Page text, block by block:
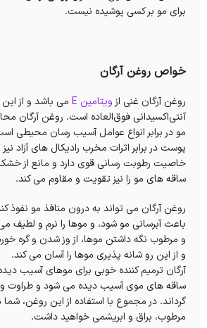
برای مو بر کسی پوشیده نیست.
خواص روغن آرگان
روغن آرگان غنی از ویتامین E
می باشد و از
آنتی‌اکسیدانی فوق‌العاده‌ است. روغن آرگان
مو در برابر انواع عوامل آسیب رسان محیطی
پوست در برابر اثرات مخرب رادیکال های آزاد
خاصیت رطوبت رسانی قوی دارد و مانع از
ساقه های مو را نیز تقویت و مقاوم می کند.
روغن آرگان می تواند به درون منافذ مو نفوذ
باعث آبرسانی مو شود، و موها را نرم و لطیف
و مرطوب نگه داشتن موها، از وز شدن و گره
و از این رو شانه پذیری موها را آسان می کند.
آرگان ترمیم کننده خوبی برای موهای آسیب
ساقه های موی آسیب دیده می شود و طراوت و
گرداند. در مجموع با استفاده از این روغن،
مرطوب، براق و ابریشمی خواهید داشت.